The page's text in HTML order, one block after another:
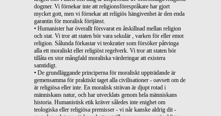
dogmer. Vi förnekar inte att religionsförespråkare har gjort
mycket gott, men vi förnekar att religiös hängivenhet är den enda
garantin för moralisk förtjänst.
• Humanister har överallt försvarat en åtskillnad mellan religion
och stat. Vi tror att staten bör vara sekulär , varken för eller emot
religion. Sålunda förkastar vi teokratier som försöker påtvinga
alla ett moraliskt eller religiöst regelverk. Vi tror att staten bör
tillåta en stor mångfald moraliska värderingar att existera
samtidigt.
• De grundläggande principerna för moraliskt uppträdande är
gemensamma för praktiskt taget alla civilisationer - oavsett om de
är religiösa eller inte. En moralisk strävan är djupt rotad i
människans natur, och har utvecklats genom hela människans
historia. Humanistisk etik kräver således inte enighet om
teologiska eller religiösa premisser - vi når kanske aldrig dit -